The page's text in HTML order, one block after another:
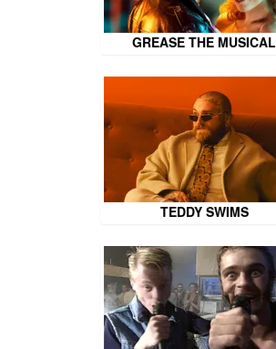
GREASE THE MUSICAL
TEDDY SWIMS